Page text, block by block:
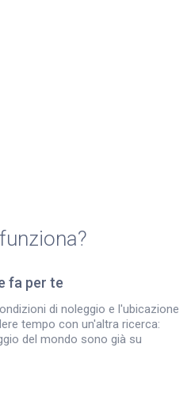
fa per te
di noleggio e l'ubicazione
tempo con un'altra ricerca:
del mondo sono già su